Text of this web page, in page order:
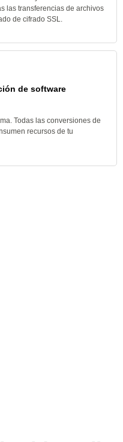
las transferencias de archivos
de cifrado SSL.
de software
Todas las conversiones de
recursos de tu